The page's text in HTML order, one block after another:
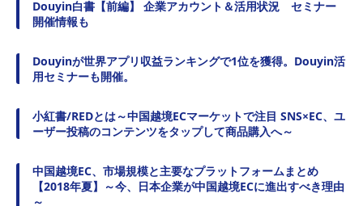
Douyin白書【前編】 企業アカウント＆活用状況 セミナー
開催情報も
Douyinが世界アプリ収益ランキングで1位を獲得。Douyin活
用セミナーも開催。
小紅書/REDとは～中国越境ECマーケットで注目 SNS×EC、ユ
ーザー投稿のコンテンツをタップして商品購入へ～
中国越境EC、市場規模と主要なプラットフォームまとめ
【2018年夏】～今、日本企業が中国越境ECに進出すべき理由
～